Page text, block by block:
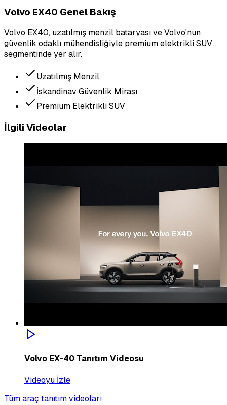
Volvo EX40 Genel Bakış
Volvo EX40, uzatılmış menzil bataryası ve Volvo'nun
güvenlik odaklı mühendisliğiyle premium elektrikli SUV
segmentinde yer alır.
Uzatılmış Menzil
İskandinav Güvenlik Mirası
Premium Elektrikli SUV
İlgili Videolar
Volvo EX-40 Tanıtım Videosu
Videoyu İzle
Tüm araç tanıtım videoları